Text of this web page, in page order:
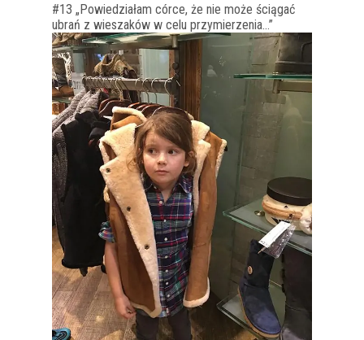
#13 „Powiedziałam córce, że nie może ściągać
ubrań z wieszaków w celu przymierzenia…”